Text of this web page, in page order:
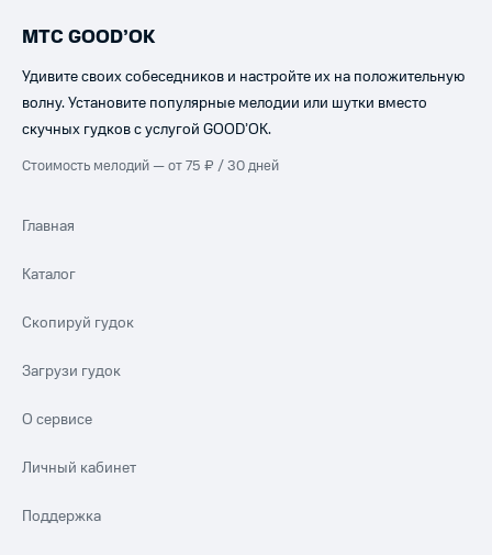
МТС GOOD’OK
Удивите своих собеседников и настройте их на положительную
волну. Установите популярные мелодии или шутки вместо
скучных гудков с услугой GOOD’OK.
Стоимость мелодий — от 75 ₽ / 30 дней
Главная
Каталог
Скопируй гудок
Загрузи гудок
О сервисе
Личный кабинет
Поддержка